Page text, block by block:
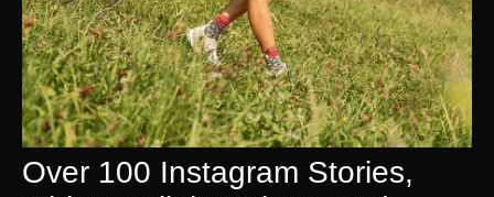
Over 100 Instagram Stories,